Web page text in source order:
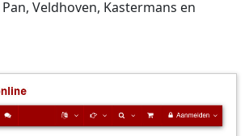
Veldhoven, Kastermans en